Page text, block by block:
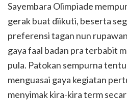
Sayembara Olimpiade
gerak buat diikuti, beserta
preferensi tagan nun
gaya faal badan pra terbabit
pula. Patokan sempurna
menguasai gaya kegiatan
menyimak kira-kira term